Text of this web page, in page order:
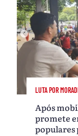
LUTA POR
Após
promete
populares